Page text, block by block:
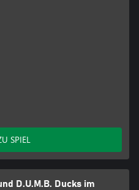
SPIEL
D.U.M.B. Ducks im